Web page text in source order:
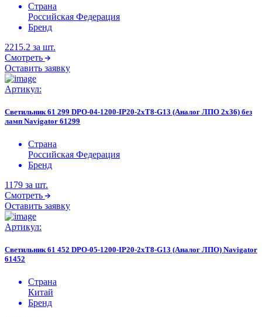
Страна
Российская Федерация
Бренд
2215.2 за шт.
Смотреть
Оставить заявку
Артикул:
Светильник 61 299 DPO-04-1200-IP20-2хT8-G13 (Аналог ЛПО 2х36) без
ламп Navigator 61299
Страна
Российская Федерация
Бренд
1179 за шт.
Смотреть
Оставить заявку
Артикул:
Светильник 61 452 DPO-05-1200-IP20-2хT8-G13 (Аналог ЛПО) Navigator
61452
Страна
Китай
Бренд